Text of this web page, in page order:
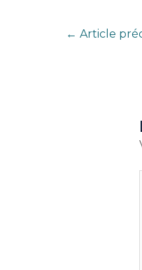
← Article